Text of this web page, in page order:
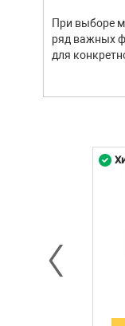
При выборе
ряд важных
для